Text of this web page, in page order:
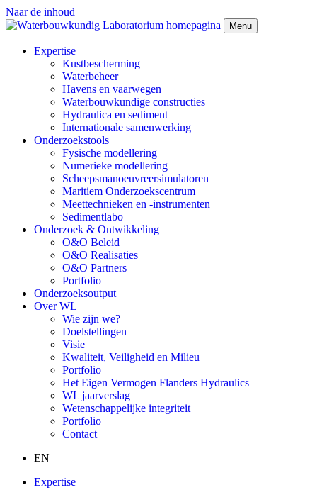
Naar de inhoud
Menu
Expertise
Kustbescherming
Waterbeheer
Havens en vaarwegen
Waterbouwkundige constructies
Hydraulica en sediment
Internationale samenwerking
Onderzoekstools
Fysische modellering
Numerieke modellering
Scheepsmanoeuvreersimulatoren
Maritiem Onderzoekscentrum
Meettechnieken en -instrumenten
Sedimentlabo
Onderzoek & Ontwikkeling
O&O Beleid
O&O Realisaties
O&O Partners
Portfolio
Onderzoeksoutput
Over WL
Wie zijn we?
Doelstellingen
Visie
Kwaliteit, Veiligheid en Milieu
Portfolio
Het Eigen Vermogen Flanders Hydraulics
WL jaarverslag
Wetenschappelijke integriteit
Portfolio
Contact
EN
Expertise